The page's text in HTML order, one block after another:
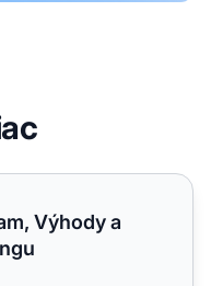
a Úloha v Affiliate
Výhody a